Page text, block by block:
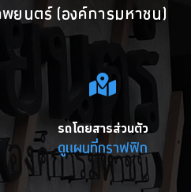
ยนตร์ (องค์การมหาชน)
รถโดยสารส่วนตัว
ดูแผนที่กราฟฟิก